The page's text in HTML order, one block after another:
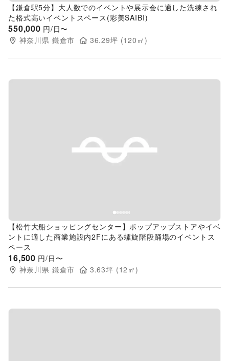
【鎌倉駅5分】大人数でのイベントや展示会に適した洗練され
た格式高いイベントスペース(彩美SAIBI)
550,000 円/日〜
神奈川県 鎌倉市 36.29坪 (120 ㎡)
Previous slide
【松竹大船ショッピングセンター】ポップアップストアやイベ
ントに適した商業施設内2Fにある螺旋階段踊場のイベントス
ペース
16,500 円/日〜
神奈川県 鎌倉市 3.63坪 (12 ㎡)